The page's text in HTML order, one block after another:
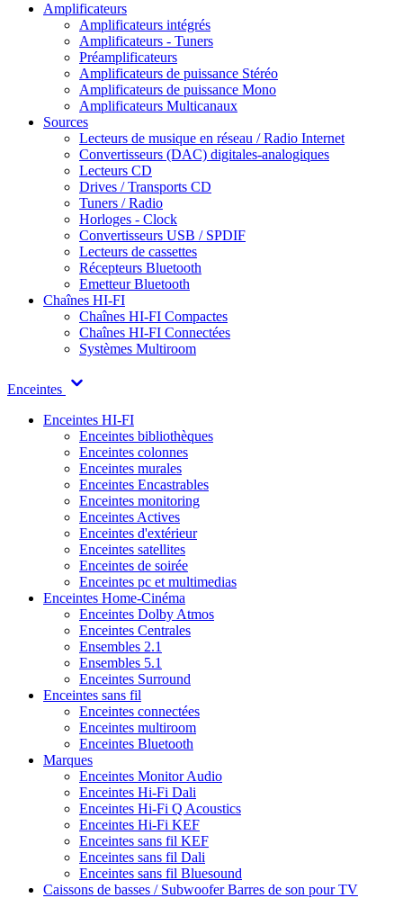
Amplificateurs
Amplificateurs intégrés
Amplificateurs - Tuners
Préamplificateurs
Amplificateurs de puissance Stéréo
Amplificateurs de puissance Mono
Amplificateurs Multicanaux
Sources
Lecteurs de musique en réseau / Radio Internet
Convertisseurs (DAC) digitales-analogiques
Lecteurs CD
Drives / Transports CD
Tuners / Radio
Horloges - Clock
Convertisseurs USB / SPDIF
Lecteurs de cassettes
Récepteurs Bluetooth
Emetteur Bluetooth
Chaînes HI-FI
Chaînes HI-FI Compactes
Chaînes HI-FI Connectées
Systèmes Multiroom
Enceintes
Enceintes HI-FI
Enceintes bibliothèques
Enceintes colonnes
Enceintes murales
Enceintes Encastrables
Enceintes monitoring
Enceintes Actives
Enceintes d'extérieur
Enceintes satellites
Enceintes de soirée
Enceintes pc et multimedias
Enceintes Home-Cinéma
Enceintes Dolby Atmos
Enceintes Centrales
Ensembles 2.1
Ensembles 5.1
Enceintes Surround
Enceintes sans fil
Enceintes connectées
Enceintes multiroom
Enceintes Bluetooth
Marques
Enceintes Monitor Audio
Enceintes Hi-Fi Dali
Enceintes Hi-Fi Q Acoustics
Enceintes Hi-Fi KEF
Enceintes sans fil KEF
Enceintes sans fil Dali
Enceintes sans fil Bluesound
Caissons de basses / SubwooferBarres de son pour TV